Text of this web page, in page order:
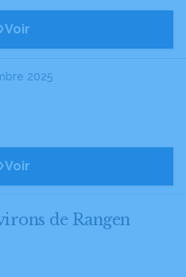
Voir
2025
Voir
de Rangen